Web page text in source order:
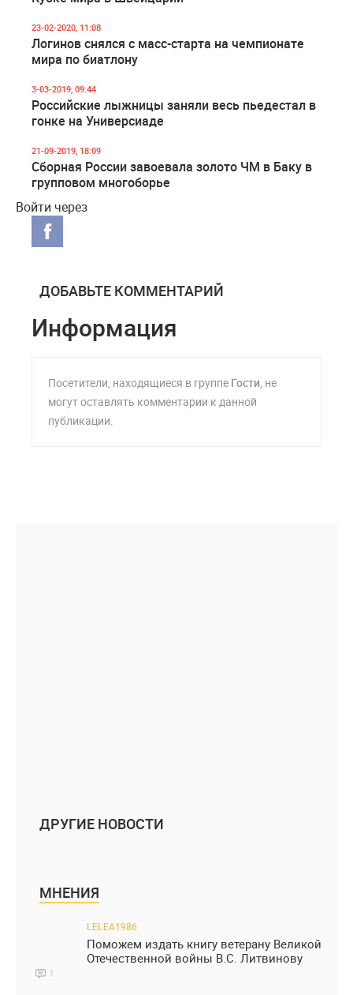
23-02-2020, 11:08
Логинов снялся с масс-старта на чемпионате
мира по биатлону
3-03-2019, 09:44
Российские лыжницы заняли весь пьедестал в
гонке на Универсиаде
21-09-2019, 18:09
Сборная России завоевала золото ЧМ в Баку в
групповом многоборье
Войти через
ДОБАВЬТЕ КОММЕНТАРИЙ
Информация
Посетители, находящиеся в группе Гости, не
могут оставлять комментарии к данной
публикации.
ДРУГИЕ НОВОСТИ
МНЕНИЯ
LELEA1986
Поможем издать книгу ветерану Великой
Отечественной войны В.С. Литвинову
1